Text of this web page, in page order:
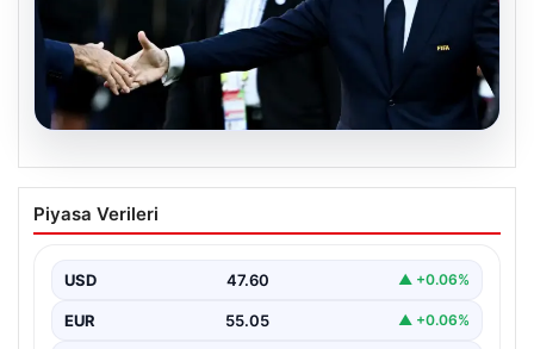
Ürdün’den FIFA’ya sert tepki: ‘Şantajdan
başka bir şey değil’
Piyasa Verileri
USD 47.60 ▲ +0.06%
EUR 55.05 ▲ +0.06%